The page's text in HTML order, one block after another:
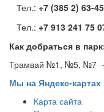
Тел.: +7 (385 2) 63-
Тел.: +7 913 241 75
Как добраться в
Трамвай №1, №5, №7 -
Мы на Яндекс-картах
Карта сайта